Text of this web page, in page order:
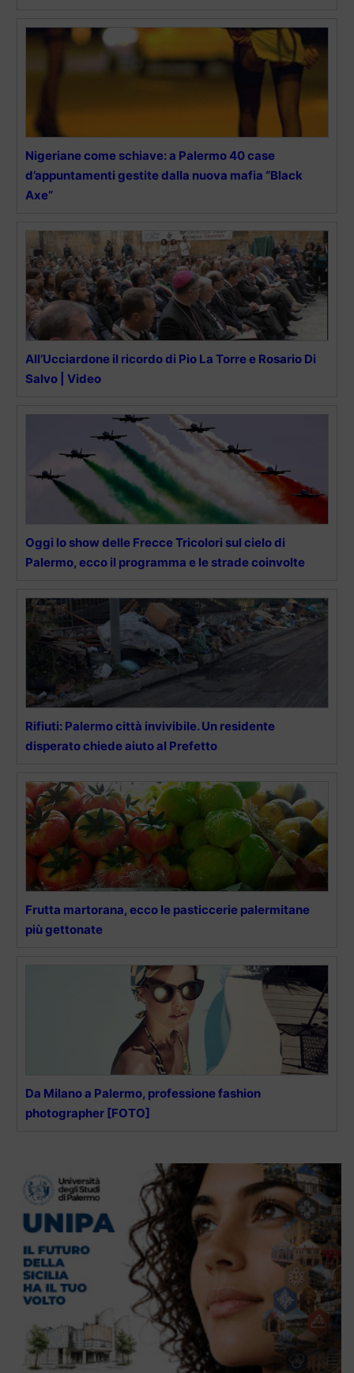
Nigeriane come schiave: a Palermo 40 case
d’appuntamenti gestite dalla nuova mafia “Black
Axe”
All’Ucciardone il ricordo di Pio La Torre e Rosario Di
Salvo | Video
Oggi lo show delle Frecce Tricolori sul cielo di
Palermo, ecco il programma e le strade coinvolte
Rifiuti: Palermo città invivibile. Un residente
disperato chiede aiuto al Prefetto
Frutta martorana, ecco le pasticcerie palermitane
più gettonate
Da Milano a Palermo, professione fashion
photographer [FOTO]